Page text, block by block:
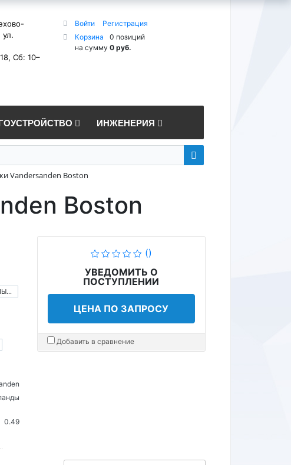
ул.
Сб: 10–
Войти
Регистрация
Корзина
0 позиций
на сумму 0 руб.
ИНЖЕНЕРИЯ
Vandersanden Boston
Boston
КЛАССИЧЕСКИЙ ПОЛНОТЕЛЫЙ КИРПИЧ
0.49
()
УВЕДОМИТЬ О
ПОСТУПЛЕНИИ
ЦЕНА ПО ЗАПРОСУ
Добавить в сравнение